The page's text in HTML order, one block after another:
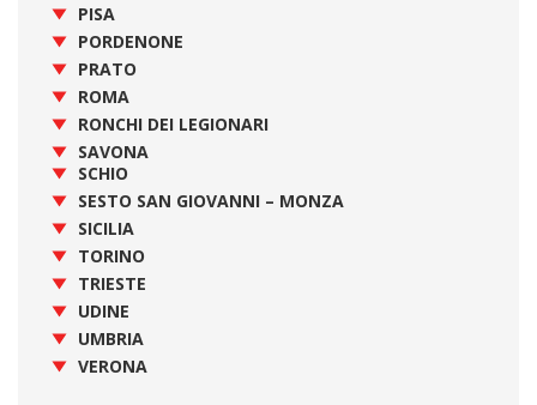
PISA
PORDENONE
PRATO
ROMA
RONCHI DEI LEGIONARI
SAVONA
SCHIO
SESTO SAN GIOVANNI – MONZA
SICILIA
TORINO
TRIESTE
UDINE
UMBRIA
VERONA